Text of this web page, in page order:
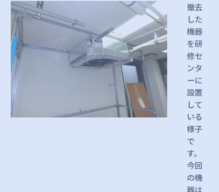
撤去
した
機器
を研
修セ
ンタ
ーに
設置
して
いる
様子
で
す。
今回
の機
器は